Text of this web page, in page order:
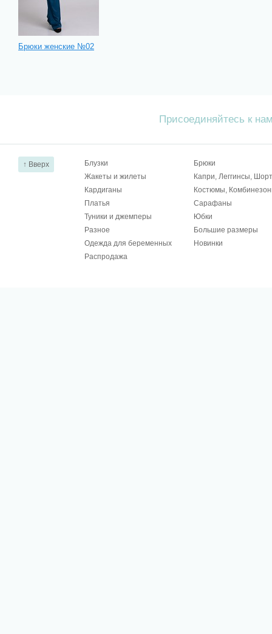
Брюки женские №02
Присоединяйтесь к
↑ Вверх Блузки
Брюки
Жакеты и жилеты
Капри, Леггинсы,
Кардиганы
Костюмы,
Платья
Сарафаны
Туники и джемперы
Юбки
Разное
Большие размеры
Одежда для беременных
Новинки
Распродажа